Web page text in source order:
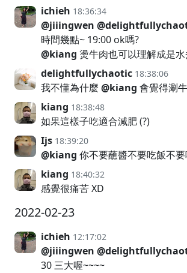
ichieh 18:36:34
@jiiingwen
時間幾點~ 19:00 ok嗎?
@kiang 燙牛肉也可以理解成是水
delightfullychaotic 18:38:06
我不懂為什麼 @kiang 會覺得涮
kiang 18:38:48
如果這樣子吃適合減肥 (?)
Ijs 18:39:20
@kiang 你不要蘸醬不要吃飯不
kiang 18:40:32
感覺很痛苦 XD
2022-02-23
ichieh 12:17:02
@jiiingwen
30 三大喔~~~~